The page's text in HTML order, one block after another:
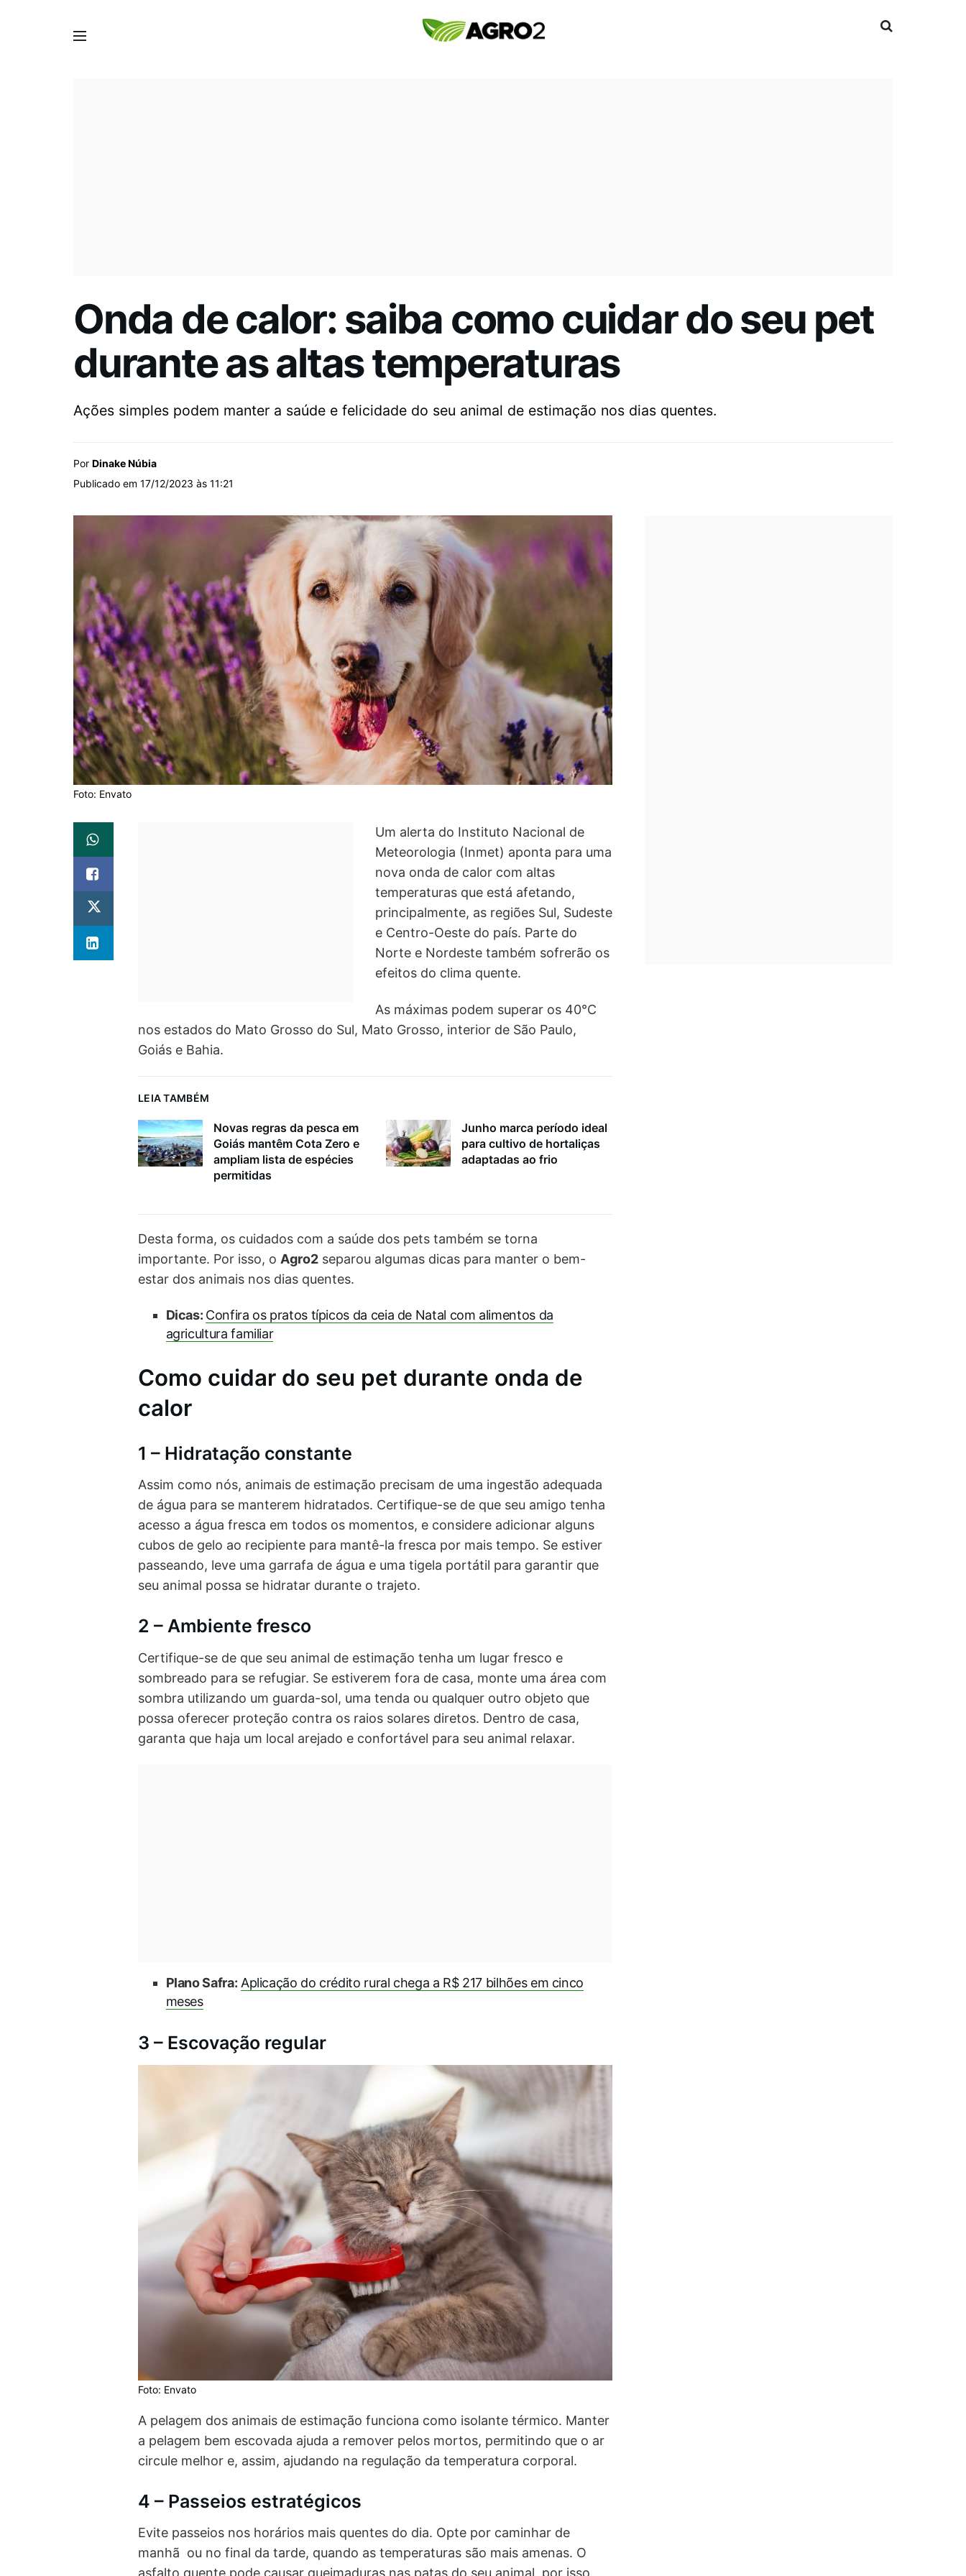
Onda de calor: saiba como cuidar do seu pet
durante as altas temperaturas
Ações simples podem manter a saúde e felicidade do seu animal de estimação nos dias quentes.
Por Dinake Núbia
Publicado em 17/12/2023 às 11:21
Foto: Envato
Um alerta do Instituto Nacional de
Meteorologia (Inmet) aponta para uma
nova onda de calor com altas
temperaturas que está afetando,
principalmente, as regiões Sul, Sudeste
e Centro-Oeste do país. Parte do
Norte e Nordeste também sofrerão os
efeitos do clima quente.
As máximas podem superar os 40°C
nos estados do Mato Grosso do Sul, Mato Grosso, interior de São Paulo,
Goiás e Bahia.
LEIA TAMBÉM
Novas regras da pesca em
Goiás mantêm Cota Zero e
ampliam lista de espécies
permitidas
Junho marca período ideal
para cultivo de hortaliças
adaptadas ao frio
Desta forma, os cuidados com a saúde dos pets também se torna
importante. Por isso, o Agro2 separou algumas dicas para manter o bem-
estar dos animais nos dias quentes.
Dicas: Confira os pratos típicos da ceia de Natal com alimentos da
agricultura familiar
Como cuidar do seu pet durante onda de
calor
1 – Hidratação constante
Assim como nós, animais de estimação precisam de uma ingestão adequada
de água para se manterem hidratados. Certifique-se de que seu amigo tenha
acesso a água fresca em todos os momentos, e considere adicionar alguns
cubos de gelo ao recipiente para mantê-la fresca por mais tempo. Se estiver
passeando, leve uma garrafa de água e uma tigela portátil para garantir que
seu animal possa se hidratar durante o trajeto.
2 – Ambiente fresco
Certifique-se de que seu animal de estimação tenha um lugar fresco e
sombreado para se refugiar. Se estiverem fora de casa, monte uma área com
sombra utilizando um guarda-sol, uma tenda ou qualquer outro objeto que
possa oferecer proteção contra os raios solares diretos. Dentro de casa,
garanta que haja um local arejado e confortável para seu animal relaxar.
Plano Safra: Aplicação do crédito rural chega a R$ 217 bilhões em cinco
meses
3 – Escovação regular
Foto: Envato
A pelagem dos animais de estimação funciona como isolante térmico. Manter
a pelagem bem escovada ajuda a remover pelos mortos, permitindo que o ar
circule melhor e, assim, ajudando na regulação da temperatura corporal.
4 – Passeios estratégicos
Evite passeios nos horários mais quentes do dia. Opte por caminhar de
manhã ou no final da tarde, quando as temperaturas são mais amenas. O
asfalto quente pode causar queimaduras nas patas do seu animal, por isso,